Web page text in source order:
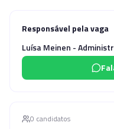
Responsável pela vaga
Luísa Meinen -
0 candidatos